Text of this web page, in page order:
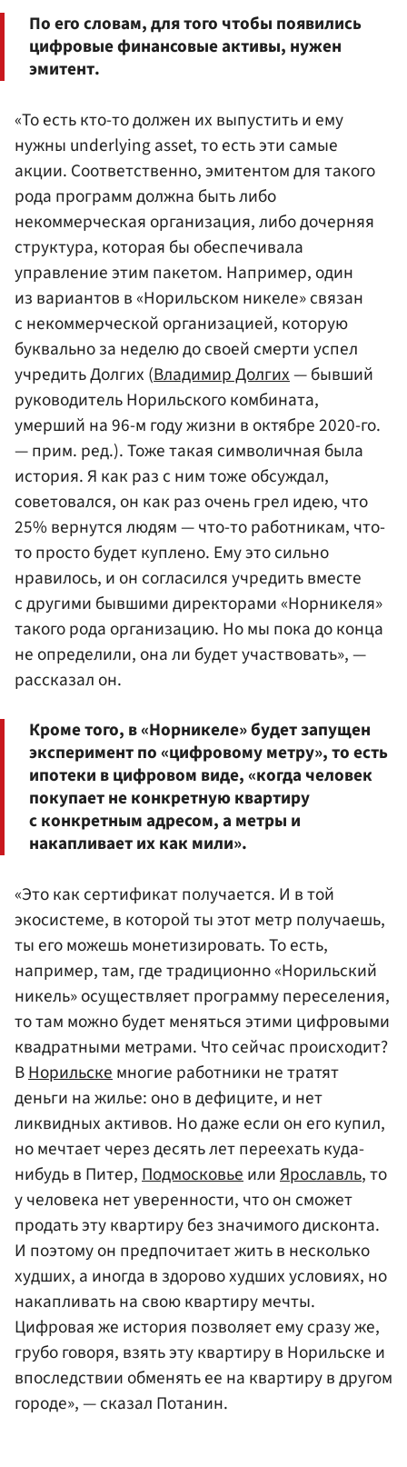
По его словам, для того чтобы появились
цифровые финансовые активы, нужен
эмитент.
«То есть кто-то должен их выпустить и ему
нужны underlying asset, то есть эти самые
акции. Соответственно, эмитентом для такого
рода программ должна быть либо
некоммерческая организация, либо дочерняя
структура, которая бы обеспечивала
управление этим пакетом. Например, один
из вариантов в «Норильском никеле» связан
с некоммерческой организацией, которую
буквально за неделю до своей смерти успел
учредить Долгих (Владимир Долгих— бывший
руководитель Норильского комбината,
умерший на 96-м году жизни в октябре 2020-го.
— прим. ред.). Тоже такая символичная была
история. Я как раз с ним тоже обсуждал,
советовался, он как раз очень грел идею, что
25% вернутся людям — что-то работникам, что-
то просто будет куплено. Ему это сильно
нравилось, и он согласился учредить вместе
с другими бывшими директорами «Норникеля»
такого рода организацию. Но мы пока до конца
не определили, она ли будет участвовать», —
рассказал он.
Кроме того, в «Норникеле» будет запущен
эксперимент по «цифровому метру», то есть
ипотеки в цифровом виде, «когда человек
покупает не конкретную квартиру
с конкретным адресом, а метры и
накапливает их как мили».
«Это как сертификат получается. И в той
экосистеме, в которой ты этот метр получаешь,
ты его можешь монетизировать. То есть,
например, там, где традиционно «Норильский
никель» осуществляет программу переселения,
то там можно будет меняться этими цифровыми
квадратными метрами. Что сейчас происходит?
ВНорильскемногие работники не тратят
деньги на жилье: оно в дефиците, и нет
ликвидных активов. Но даже если он его купил,
но мечтает через десять лет переехать куда-
нибудь в Питер,ПодмосковьеилиЯрославль, то
у человека нет уверенности, что он сможет
продать эту квартиру без значимого дисконта.
И поэтому он предпочитает жить в несколько
худших, а иногда в здорово худших условиях, но
накапливать на свою квартиру мечты.
Цифровая же история позволяет ему сразу же,
грубо говоря, взять эту квартиру в Норильске и
впоследствии обменять ее на квартиру в другом
городе», — сказал Потанин.